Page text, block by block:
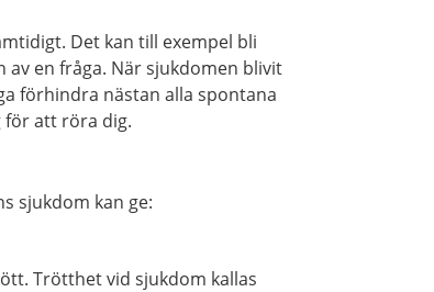
Det kan till exempel bli
en fråga. När sjukdomen blivit
förhindra nästan alla spontana
att röra dig.
sjukdom kan ge:
Trötthet vid sjukdom kallas